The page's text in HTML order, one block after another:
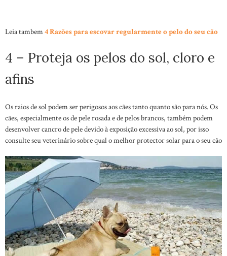
Leia tambem4 Razões para escovar regularmente o pelo do seu cão
4 – Proteja os pelos do sol, cloro e
afins
Os raios de sol podem ser perigosos aos cães tanto quanto são para nós. Os
cães, especialmente os de pele rosada e de pelos brancos, também podem
desenvolver cancro de pele devido à exposição excessiva ao sol, por isso
consulte seu veterinário sobre qual o melhor protector solar para o seu cão